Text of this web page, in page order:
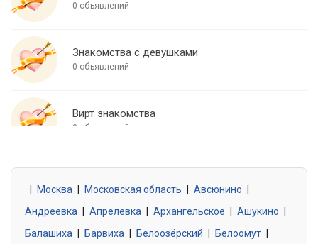
0 объявлений
Знакомства с девушками
0 объявлений
Вирт знакомства
0 объявлений
0 объявлений
Знакомства без обязательств
Москва Московская область Авсюнино
Андреевка
Апрелевка Архангельское Ашукино
Балашиха
Барвиха Белоозёрский Белоомут